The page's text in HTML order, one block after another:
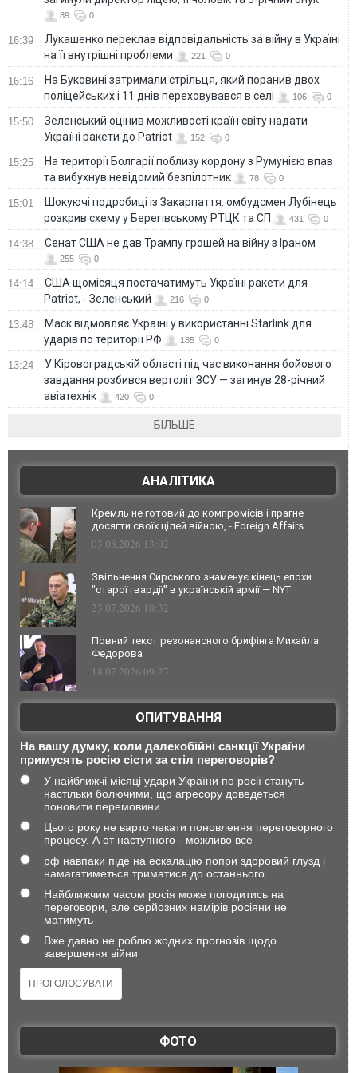
89 0
16:39
Лукашенко переклав відповідальність за війну в Україні
на її внутрішні проблеми
221 0
16:16
На Буковині затримали стрільця, який поранив двох
поліцейських і 11 днів переховувався в селі
106 0
15:50
Зеленський оцінив можливості країн світу надати
Україні ракети до Patriot
152 0
15:25
На території Болгарії поблизу кордону з Румунією впав
та вибухнув невідомий безпілотник
78 0
15:01
Шокуючі подробиці із Закарпаття: омбудсмен Лубінець
розкрив схему у Берегівському РТЦК та СП
431 0
14:38 Сенат США не дав Трампу грошей на війну з Іраном
255 0
14:14
США щомісяця постачатимуть Україні ракети для
Patriot, - Зеленський
216 0
13:48
Маск відмовляє Україні у використанні Starlink для
ударів по території РФ
185 0
13:24
У Кіровоградській області під час виконання бойового
завдання розбився вертоліт ЗСУ — загинув 28-річний
авіатехнік
420 0
БІЛЬШЕ
АНАЛІТИКА
Кремль не готовий до компромісів і прагне
досягти своїх цілей війною, - Foreign Affairs
03.08.2026 13:02
Звільнення Сирського знаменує кінець епохи
"старої гвардії" в українській армії — NYT
23.07.2026 10:32
Повний текст резонансного брифінга Михайла
Федорова
18.07.2026 09:27
ОПИТУВАННЯ
На вашу думку, коли далекобійні санкції України
примусять росію сісти за стіл переговорів?
У найближчі місяці удари України по росії стануть
настільки болючими, що агресору доведеться
поновити перемовини
Цього року не варто чекати поновлення переговорного
процесу. А от наступного - можливо все
рф навпаки піде на ескалацію попри здоровий глузд і
намагатиметься триматися до останнього
Найближчим часом росія може погодитись на
переговори, але серйозних намірів росіяни не
матимуть
Вже давно не роблю жодних прогнозів щодо
завершення війни
ФОТО